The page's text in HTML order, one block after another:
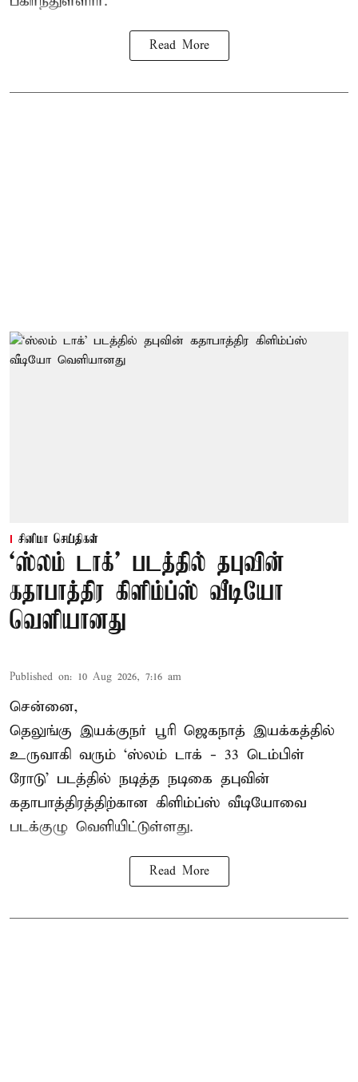
Read More
சினிமா செய்திகள்
‘ஸ்லம் டாக்’ படத்தில் தபுவின்
கதாபாத்திர கிளிம்ப்ஸ் வீடியோ
வெளியானது
Published on: 10 Aug 2026, 7:16 am
சென்னை,
தெலுங்கு இயக்குநர் பூரி ஜெகநாத் இயக்கத்தில்
உருவாகி வரும் ‘ஸ்லம் டாக் - 33 டெம்பிள்
ரோடு’ படத்தில் நடித்த நடிகை தபுவின்
கதாபாத்திரத்திற்கான கிளிம்ப்ஸ் வீடியோவை
படக்குழு வெளியிட்டுள்ளது.
Read More